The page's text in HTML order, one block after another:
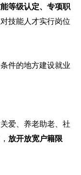
等级认定、专项职
技能人才实行岗位
件的地方建设就业
爱、养老助老、社
放开放宽户籍限